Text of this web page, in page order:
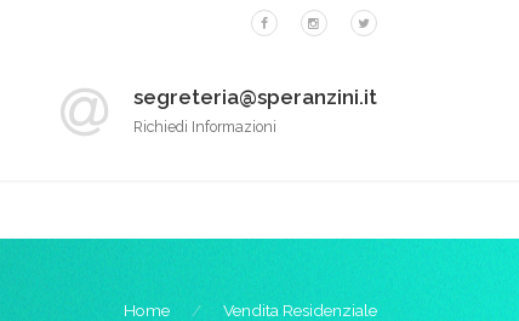
segreteria@speranzini.it
Richiedi Informazioni
Home Vendita Residenziale